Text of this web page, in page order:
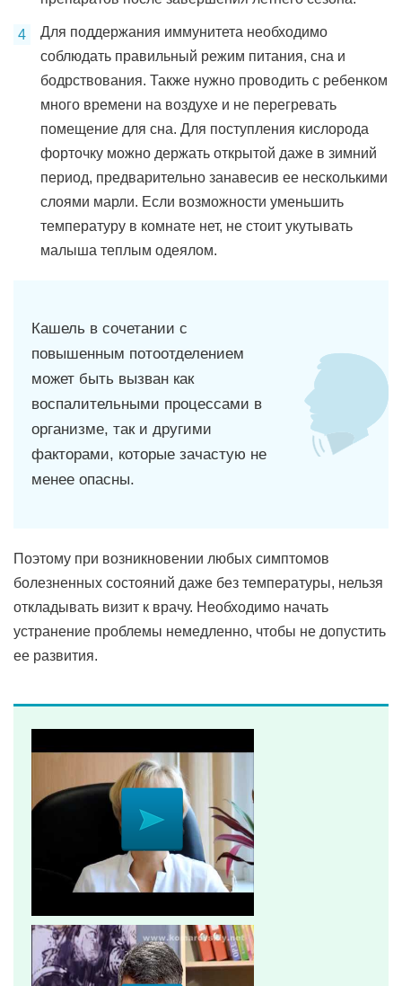
Для поддержания иммунитета необходимо
соблюдать правильный режим питания, сна и
бодрствования. Также нужно проводить с ребенком
много времени на воздухе и не перегревать
помещение для сна. Для поступления кислорода
форточку можно держать открытой даже в зимний
период, предварительно занавесив ее несколькими
слоями марли. Если возможности уменьшить
температуру в комнате нет, не стоит укутывать
малыша теплым одеялом.
Кашель в сочетании с
повышенным потоотделением
может быть вызван как
воспалительными процессами в
организме, так и другими
факторами, которые зачастую не
менее опасны.
Поэтому при возникновении любых симптомов
болезненных состояний даже без температуры, нельзя
откладывать визит к врачу. Необходимо начать
устранение проблемы немедленно, чтобы не допустить
ее развития.